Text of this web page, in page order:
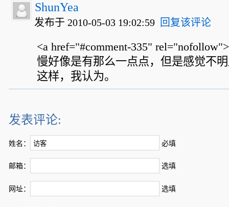
ShunYea
发布于 2010-05-03 19:02:59 回复该评论
<a href="#comment-335"
慢好像是有那么一点点，但是感觉不
这样，我认为。
发表评论:
姓名： 必填
邮箱： 选填
网址： 选填